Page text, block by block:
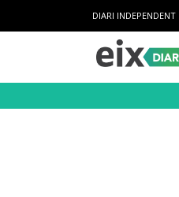
DIARI INDEPENDENT